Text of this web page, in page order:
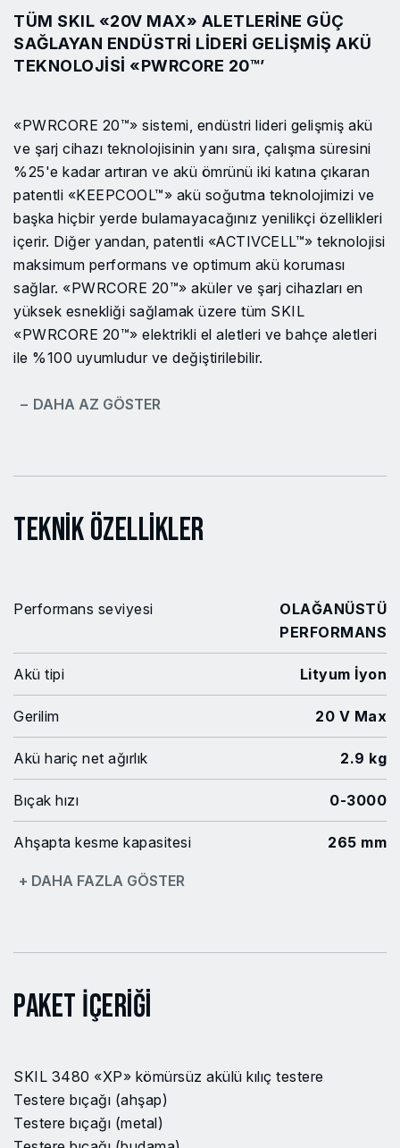
TÜM SKIL «20V MAX» ALETLERINE GÜÇ
SAĞLAYAN ENDÜSTRI LIDERI GELIŞMIŞ AKÜ
TEKNOLOJISI «PWRCORE 20™’
«PWRCORE 20™» sistemi, endüstri lideri gelişmiş akü
ve şarj cihazı teknolojisinin yanı sıra, çalışma süresini
%25'e kadar artıran ve akü ömrünü iki katına çıkaran
patentli «KEEPCOOL™» akü soğutma teknolojimizi ve
başka hiçbir yerde bulamayacağınız yenilikçi özellikleri
içerir. Diğer yandan, patentli «ACTIVCELL™» teknolojisi
maksimum performans ve optimum akü koruması
sağlar. «PWRCORE 20™» aküler ve şarj cihazları en
yüksek esnekliği sağlamak üzere tüm SKIL
«PWRCORE 20™» elektrikli el aletleri ve bahçe aletleri
ile %100 uyumludur ve değiştirilebilir.
− DAHA AZ GÖSTER
Teknik Özellikler
Performans seviyesi
OLAĞANÜSTÜ
PERFORMANS
Akü tipi Lityum İyon
Gerilim 20 V Max
Akü hariç net ağırlık 2.9 kg
Bıçak hızı 0-3000
Ahşapta kesme kapasitesi 265 mm
Strok uzunluğu
kapasitesi
Metalde kesme kapasitesi
Güç platformu
Fırçasız
+ DAHA FAZLA GÖSTER
Paket İçeriği
SKIL 3480 «XP» kömürsüz akülü kılıç testere
Testere bıçağı (ahşap)
Testere bıçağı (metal)